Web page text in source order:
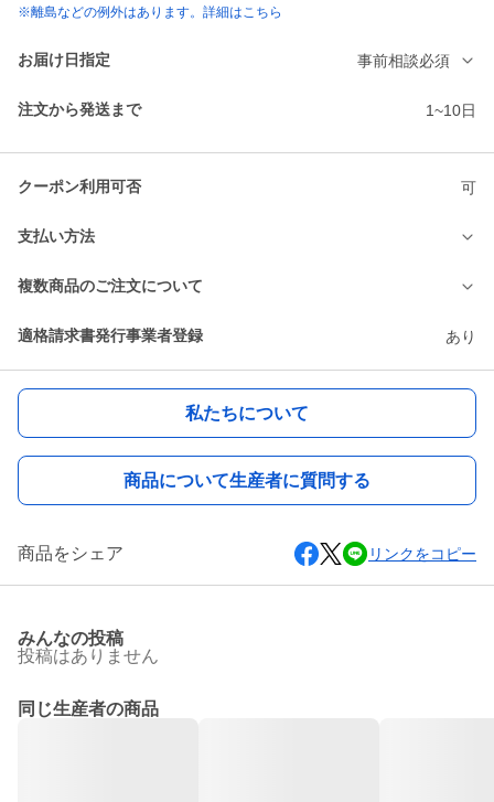
※離島などの例外はあります。詳細はこちら
お届け日指定 事前相談必須
注文から発送まで 1~10日
クーポン利用可否 可
支払い方法
複数商品のご注文について
適格請求書発行事業者登録 あり
私たちについて
商品について生産者に質問する
商品をシェア リンクをコピー
みんなの投稿
投稿はありません
同じ生産者の商品